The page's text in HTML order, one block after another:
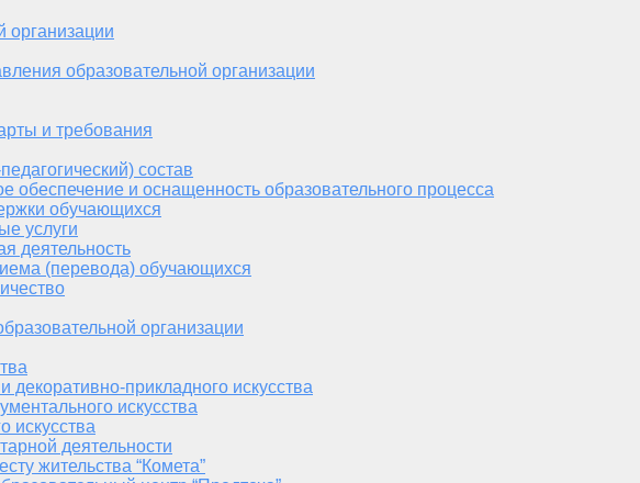
организации
образовательной организации
и требования
состав
обеспечение и оснащенность образовательного процесса
обучающихся
услуги
деятельность
(перевода) обучающихся
организации
декоративно-прикладного искусства
искусства
искусства
деятельности
жительства “Комета”